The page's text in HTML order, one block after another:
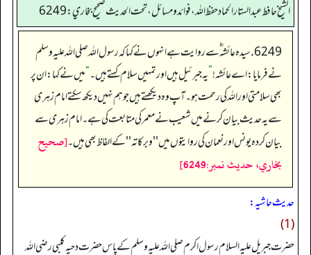
الشيخ حافط عبدالستار الحماد حفظ الله، فوائد و مسائل، تحت الحديث صحيح بخاري:6249
6249. سیدہ عائشہ‬ ؓ س‬ے روایت ہے انہوں نے کہا کہ رسول اللہ صلی اللہ علیہ وسلم
نے فرمایا: اے عائشہ!”یہ جبرئیل ہیں اور تمہیں سلام کہتے ہیں۔“میں نے کہا: ان پر
بھی سلامتی اور اللہ کی رحمت ہو۔ آپ وہ دیکھتے ہیں جو ہم نہیں دیکھ سکتے امام زہری
سے یہ حدیث بیان کرنے میں شعیب نے معمر کی متابعت کی ہے۔ امام زہری سے
بیان کردہ یونس اور نعمان کی روایتوں میں ''وبرکاته'' کے الفاظ بھی ہیں۔[صحيح
بخاري، حديث نمبر:6249]
حدیث حاشیہ:
(1)
حضرت جبریل علیہ السلام رسول اکرم صلی اللہ علیہ وسلم کے پاس حضرت دحیہ کلبی رضی اللہ